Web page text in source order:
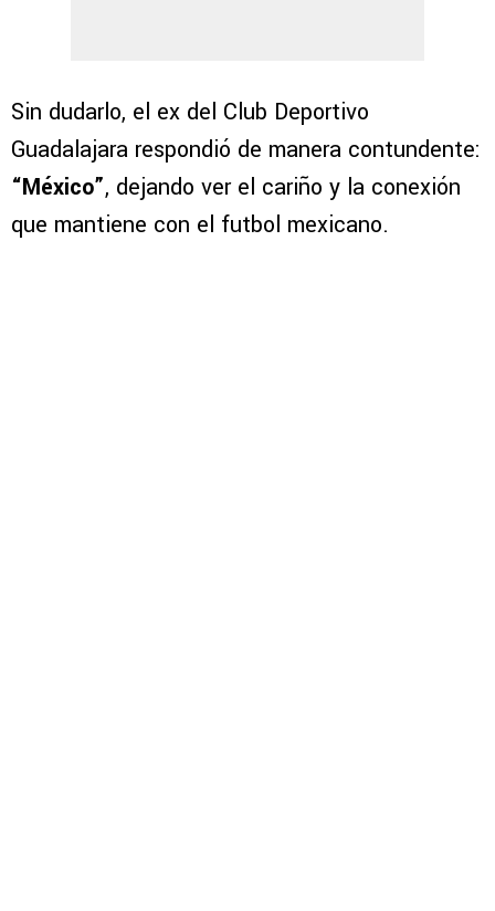
Sin dudarlo, el ex del Club Deportivo
Guadalajara respondió de manera contundente:
“México”, dejando ver el cariño y la conexión
que mantiene con el futbol mexicano.